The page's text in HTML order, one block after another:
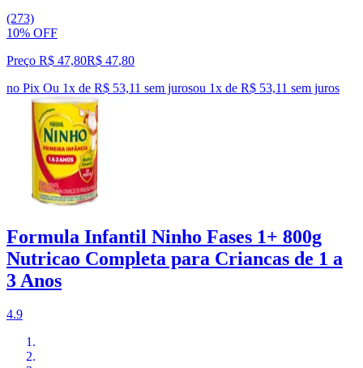
(273)
10% OFF
Preço R$ 47,80R$ 47,80
no Pix Ou 1x de R$ 53,11 sem jurosou 1x de R$ 53,11 sem juros
Formula Infantil Ninho Fases 1+ 800g
Nutricao Completa para Criancas de 1 a
3 Anos
4.9